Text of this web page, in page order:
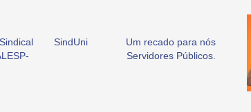
SindUni
Um recado para nós
Servidores Públicos.